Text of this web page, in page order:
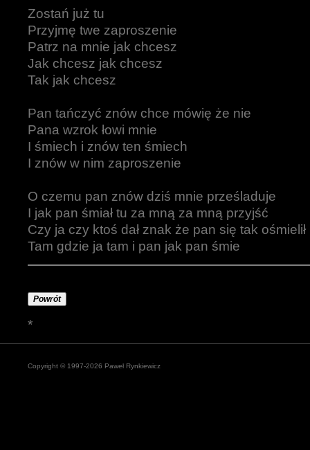
Zostań już tu
Przyjmę twe zaproszenie
Patrz na mnie jak chcesz
Jak chcesz jak chcesz
Tak jak chcesz
Pan tańczyć znów chce mówię że nie
Pana wzrok łowi mnie
I śmiech i znów ten śmiech
I znów w nim zaproszenie
O czemu pan znów dziś mnie prześladuje
I jak pan śmiał tu za mną za mną przyjść
Czy ja czy ktoś dał znak że pan się tak ośmielił
Tam gdzie ja tam i pan jak pan śmie
Powrót
*
Copyright © 1997-2026 Paweł Rynkiewicz